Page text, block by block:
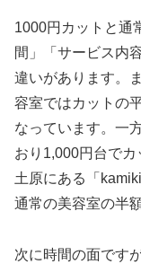
1000円カットと通
間」「サービス内
違いがあります。
容室ではカットの
なっています。一
おり1,000円台で
土原にある「
通常の美容室の半
次に時間の面です